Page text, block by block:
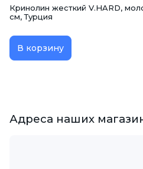
Кринолин жесткий V.HARD,
см, Турция
В корзину
Адреса наших